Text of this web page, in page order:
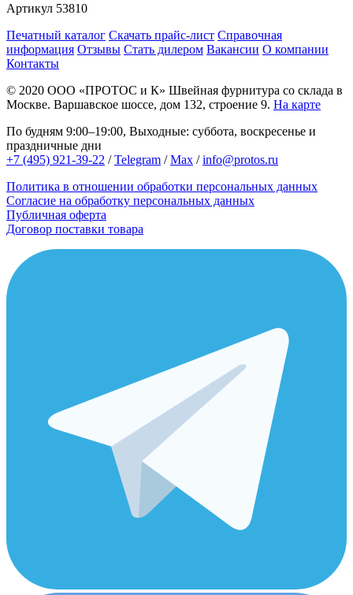
Артикул 53810
Печатный каталог Скачать прайс-лист Справочная
информация Отзывы Стать дилером Вакансии О компании
Контакты
© 2020 ООО «ПРОТОС и К» Швейная фурнитура со склада в
Москве. Варшавское шоссе, дом 132, строение 9. На карте
По будням 9:00–19:00, Выходные: суббота, воскресенье и
праздничные дни
+7 (495) 921-39-22 /Telegram /Max /info@protos.ru
Политика в отношении обработки персональных данных
Согласие на обработку персональных данных
Публичная оферта
Договор поставки товара